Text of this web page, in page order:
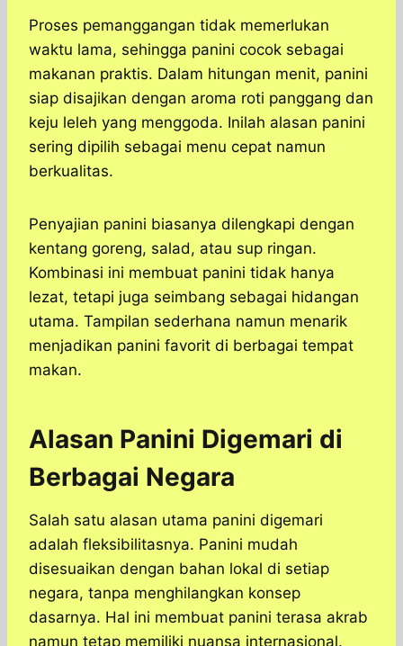
Proses pemanggangan tidak memerlukan
waktu lama, sehingga panini cocok sebagai
makanan praktis. Dalam hitungan menit, panini
siap disajikan dengan aroma roti panggang dan
keju leleh yang menggoda. Inilah alasan panini
sering dipilih sebagai menu cepat namun
berkualitas.
Penyajian panini biasanya dilengkapi dengan
kentang goreng, salad, atau sup ringan.
Kombinasi ini membuat panini tidak hanya
lezat, tetapi juga seimbang sebagai hidangan
utama. Tampilan sederhana namun menarik
menjadikan panini favorit di berbagai tempat
makan.
Alasan Panini Digemari di
Berbagai Negara
Salah satu alasan utama panini digemari
adalah fleksibilitasnya. Panini mudah
disesuaikan dengan bahan lokal di setiap
negara, tanpa menghilangkan konsep
dasarnya. Hal ini membuat panini terasa akrab
namun tetap memiliki nuansa internasional.